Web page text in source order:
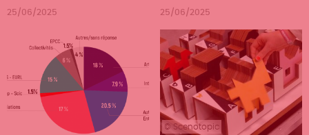
25/06/2025 25/06/2025
© Scenotopic